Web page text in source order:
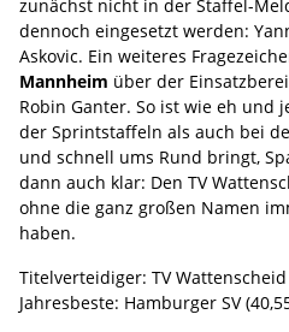
zunächst nicht in der Staffel-
dennoch eingesetzt werden:
Askovic. Ein weiteres
Mannheim über der
Robin Ganter. So ist wie eh und
der Sprintstaffeln als auch bei
und schnell ums Rund bringt,
dann auch klar: Den TV
ohne die ganz großen Namen
haben.
Titelverteidiger: TV Wattenscheid
Jahresbeste: Hamburger SV